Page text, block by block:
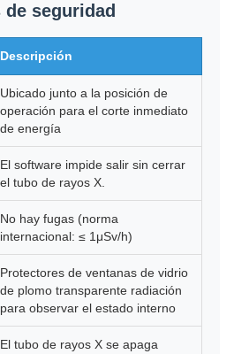
seguridad
Descripción
Ubicado junto a la posición de
operación para el corte inmediato
de energía
El software impide salir sin cerrar
el tubo de rayos X.
No hay fugas (norma
internacional: ≤ 1μSv/h)
Protectores de ventanas de vidrio
de plomo transparente radiación
para observar el estado interno
El tubo de rayos X se apaga